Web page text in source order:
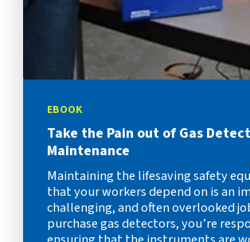
EBOOK
Take the Pain out of Gas
Maintenance
Maintaining the lifesaving safety
that your workers depend on is an
challenging, and often overlooked
purchase gas detectors, you’re